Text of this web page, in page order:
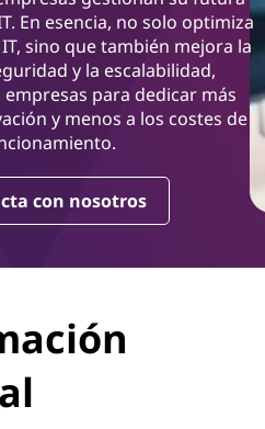
En esencia, no solo optimiza
sino que también mejora la
y la escalabilidad,
para dedicar más
y menos a los costes de
con nosotros